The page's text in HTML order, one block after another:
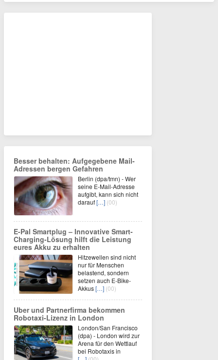
Besser behalten: Aufgegebene Mail-
Adressen bergen Gefahren
Berlin (dpa/tmn) - Wer
seine E-Mail-Adresse
aufgibt, kann sich nicht
darauf[…] (00)
E-Pal Smartplug – Innovative Smart-
Charging-Lösung hilft die Leistung
eures Akku zu erhalten
Hitzewellen sind nicht
nur für Menschen
belastend, sondern
setzen auch E-Bike-
Akkus[…] (00)
Uber und Partnerfirma bekommen
Robotaxi-Lizenz in London
London/San Francisco
(dpa) - London wird zur
Arena für den Wettlauf
bei Robotaxis in